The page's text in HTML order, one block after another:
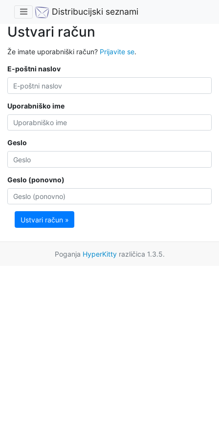
Distribucijski seznami
Ustvari račun
Že imate uporabniški račun? Prijavite se.
E-poštni naslov
Uporabniško ime
Geslo
Geslo (ponovno)
Ustvari račun »
Poganja HyperKittyrazličica 1.3.5.